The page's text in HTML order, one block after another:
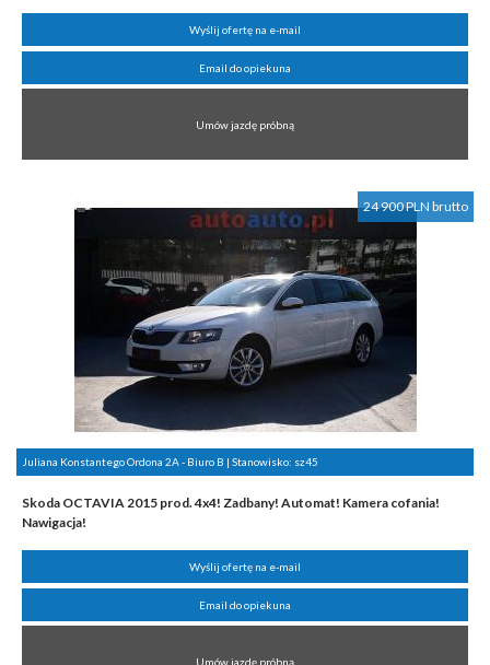
Wyślij ofertę na e-mail
Email do opiekuna
Umów jazdę próbną
24 900 PLN brutto
Juliana Konstantego Ordona 2A - Biuro B | Stanowisko: sz45
Skoda OCTAVIA 2015 prod. 4x4! Zadbany! Automat! Kamera cofania!
Nawigacja!
Wyślij ofertę na e-mail
Email do opiekuna
Umów jazdę próbną